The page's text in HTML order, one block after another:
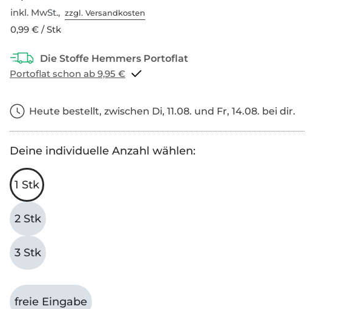
inkl. MwSt.,zzgl. Versandkosten
0,99 € / Stk
Portoflat schon ab 9,95 €
Heute bestellt, zwischen Di, 11.08. und Fr, 14.08. bei dir.
Deine individuelle Anzahl wählen:
1 Stk
2 Stk
3 Stk
freie Eingabe